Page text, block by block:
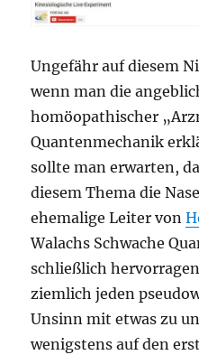
Ungefähr auf diesem
wenn man die
homöopathischer
Quantenmechanik
sollte man erwarten,
diesem Thema die
ehemalige Leiter von
Walachs Schwache
schließlich
ziemlich jeden
Unsinn mit etwas zu
wenigstens auf den